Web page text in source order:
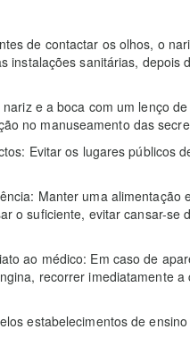
de contactar os olhos, o
instalações sanitárias,
e a boca com um lenço
no manuseamento das
Evitar os lugares públicos
Manter uma
o suficiente, evitar cansar-se
ao médico: Em caso de
recorrer imediatamente
estabelecimentos de